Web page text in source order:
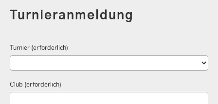
Turnieranmeldung
Turnier (erforderlich)
Club (erforderlich)